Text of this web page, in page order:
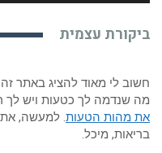
ביקורת עצמית
חשוב לי מאוד להציג באתר
מה שנדמה לך כטעות ויש לך
את מהות הטעות. למעשה,
בריאות, מיכל.